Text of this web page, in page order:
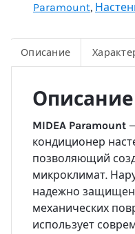
Paramount,
Описание
Описание
MIDEA Paramount
кондиционер
позволяющий
микроклимат.
надежно защищен
механических
использует